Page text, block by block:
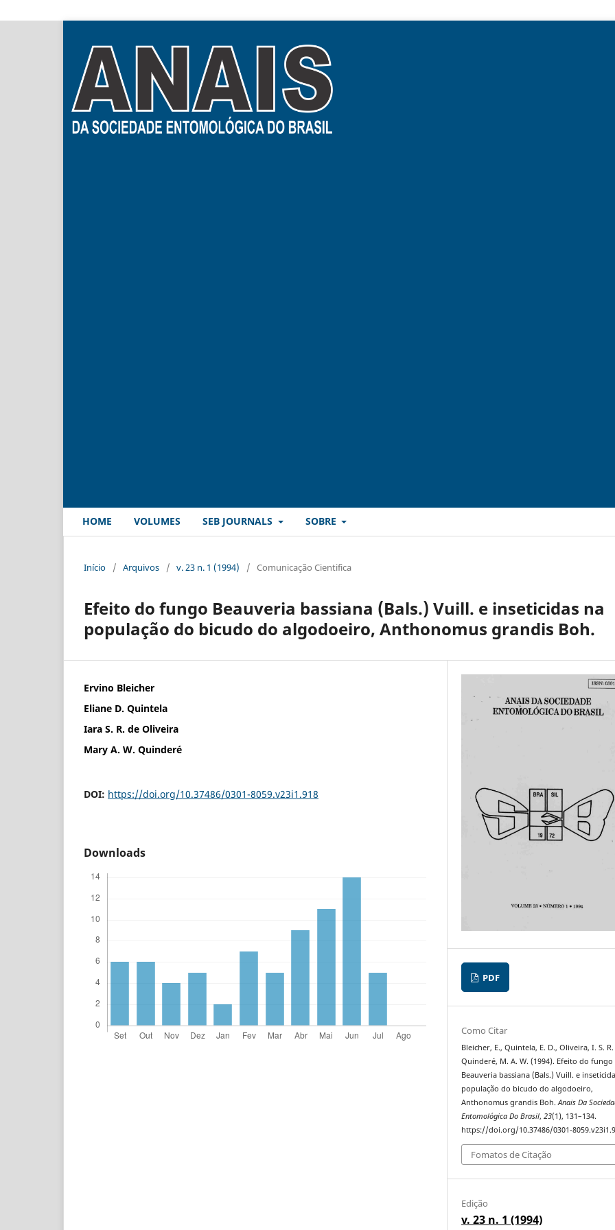
HOME VOLUMES SEB JOURNALS SOBRE
Início / Arquivos / v. 23 n. 1 (1994) / Comunicação Cientifica
Efeito do fungo Beauveria bassiana (Bals.) Vuill. e inseticidas na
população do bicudo do algodoeiro, Anthonomus grandis Boh.
Ervino Bleicher
Eliane D. Quintela
Iara S. R. de Oliveira
Mary A. W. Quinderé
DOI: https://doi.org/10.37486/0301-8059.v23i1.918
Downloads
PDF
Como Citar
Bleicher, E., Quintela, E. D., Oliveira, I. S.
Quinderé, M. A. W. (1994). Efeito do fungo
Beauveria bassiana (Bals.) Vuill. e
população do bicudo do algodoeiro,
Anthonomus grandis Boh.Anais Da
Entomológica Do Brasil,23(1), 131–134.
https://doi.org/10.37486/0301-
Fomatos de Citação
Edição
v. 23 n. 1 (1994)